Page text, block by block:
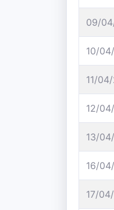
09/
10/
11/
12/
13/
16/
17/